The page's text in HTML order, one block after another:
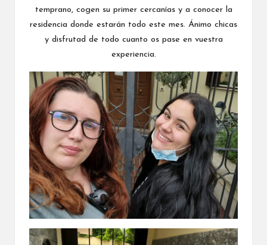
temprano, cogen su primer cercanías y a conocer la
residencia donde estarán todo este mes. Ánimo chicas
y disfrutad de todo cuanto os pase en vuestra
experiencia.